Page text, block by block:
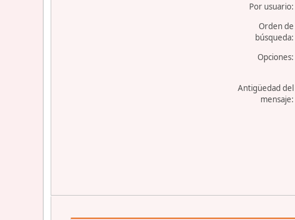
Por usuario:
Orden de
búsqueda:
Opciones:
Antigüedad del
mensaje: